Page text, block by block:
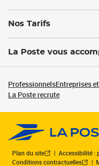
Nos Tarifs
La Poste vous
ProfessionnelsEntreprises
La Poste recrute
Plan du site
Accessibilité :
Conditions contractuelles